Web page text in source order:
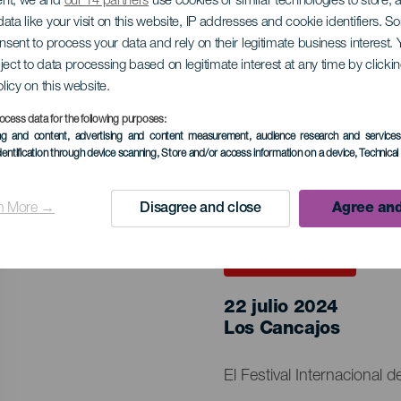
like your visit on this website, IP addresses and cookie identifiers.
to process your data and rely on their legitimate business interest.
to data processing based on legitimate interest at any time by
on this website.
data for the following purposes:
and content, advertising and content measurement, audience research and
through device scanning, Store and/or access information on a device,
More → Disagree and close Agree
música española
22 julio 2024
Localidad
Los Cancajos
Descripción
El Festival Internacional